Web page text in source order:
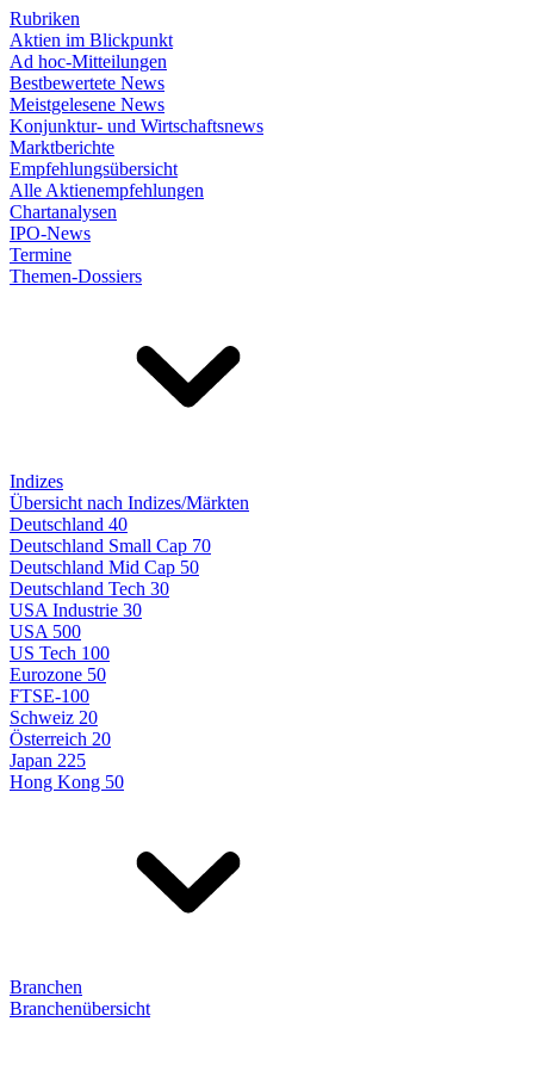
Rubriken
Aktien im Blickpunkt
Ad hoc-Mitteilungen
Bestbewertete News
Meistgelesene News
Konjunktur- und Wirtschaftsnews
Marktberichte
Empfehlungsübersicht
Alle Aktienempfehlungen
Chartanalysen
IPO-News
Termine
Themen-Dossiers
Indizes
Übersicht nach Indizes/Märkten
Deutschland 40
Deutschland Small Cap 70
Deutschland Mid Cap 50
Deutschland Tech 30
USA Industrie 30
USA 500
US Tech 100
Eurozone 50
FTSE-100
Schweiz 20
Österreich 20
Japan 225
Hong Kong 50
Branchen
Branchenübersicht